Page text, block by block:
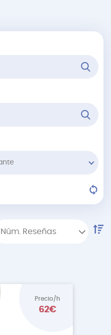
Núm. Reseñas
Precio/h
62€